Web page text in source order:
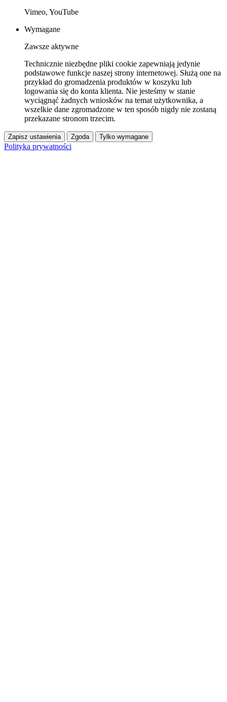
Vimeo, YouTube
Wymagane
Zawsze aktywne
Technicznie niezbędne pliki cookie zapewniają jedynie
podstawowe funkcje naszej strony internetowej. Służą one na
przykład do gromadzenia produktów w koszyku lub
logowania się do konta klienta. Nie jesteśmy w stanie
wyciągnąć żadnych wniosków na temat użytkownika, a
wszelkie dane zgromadzone w ten sposób nigdy nie zostaną
przekazane stronom trzecim.
Zapisz ustawienia Zgoda Tylko wymagane
Polityka prywatności